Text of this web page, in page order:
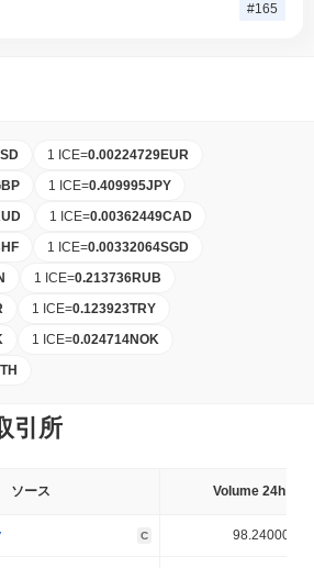
#165
1 ICE=0.00224729EUR
1 ICE=0.409995JPY
1 ICE=0.00362449CAD
1 ICE=0.00332064SGD
1 ICE=0.213736RUB
1 ICE=0.123923TRY
1 ICE=0.024714NOK
引所
ソース Volume 24h (%)
C 98.240000%